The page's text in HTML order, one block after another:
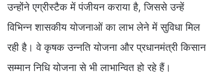
उन्होंने एग्रीस्टैक में पंजीयन कराया है, जिससे उन्हें
विभिन्न शासकीय योजनाओं का लाभ लेने में सुविधा मिल
रही है। वे कृषक उन्नति योजना और प्रधानमंत्री किसान
सम्मान निधि योजना से भी लाभान्वित हो रहे हैं।